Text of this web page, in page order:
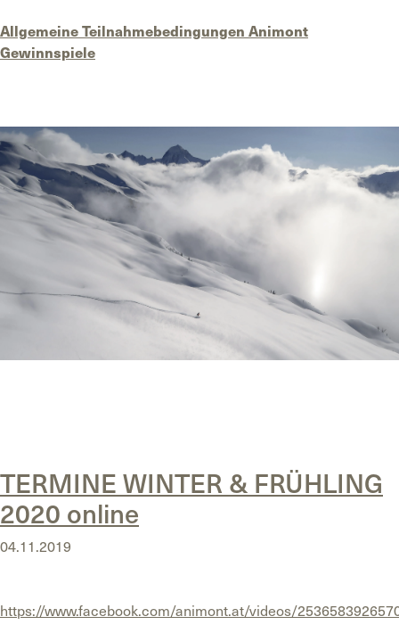
Allgemeine Teilnahmebedingungen Animont
Gewinnspiele
TERMINE WINTER & FRÜHLING
2020 online
04.11.2019
https://www.facebook.com/animont.at/videos/